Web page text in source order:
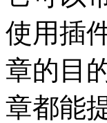
使用插
章的目
章都能